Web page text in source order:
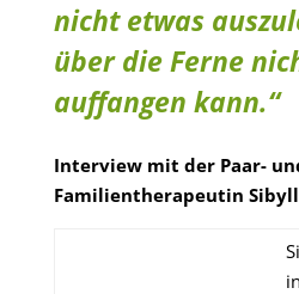
nicht etwas
über die Ferne
auffangen kann.“
Interview mit der Paar-
Familientherapeutin